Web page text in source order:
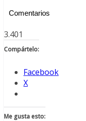
Comentarios
3.401
Compártelo:
Facebook
X
Me gusta esto: